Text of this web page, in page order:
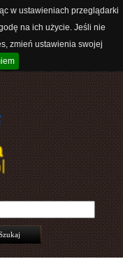
w ustawieniach przeglądarki
na ich użycie. Jeśli nie
zmień ustawienia swojej